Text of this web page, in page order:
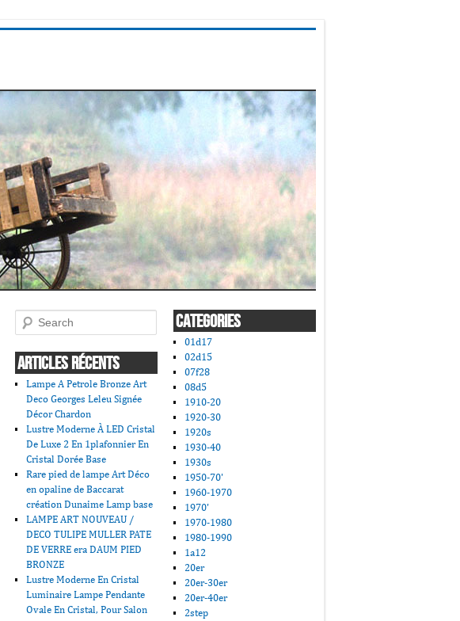
Search
ARTICLES RÉCENTS
Lampe A Petrole Bronze Art
Deco Georges Leleu Signée
Décor Chardon
Lustre Moderne À LED Cristal
De Luxe 2 En 1plafonnier En
Cristal Dorée Base
Rare pied de lampe Art Déco
en opaline de Baccarat
création Dunaime Lamp base
LAMPE ART NOUVEAU /
DECO TULIPE MULLER PATE
DE VERRE era DAUM PIED
BRONZE
Lustre Moderne En Cristal
Luminaire Lampe Pendante
Ovale En Cristal, Pour Salon
CATEGORIES
01d17
02d15
07f28
08d5
1910-20
1920-30
1920s
1930-40
1930s
1950-70'
1960-1970
1970'
1970-1980
1980-1990
1a12
20er
20er-30er
20er-40er
2step